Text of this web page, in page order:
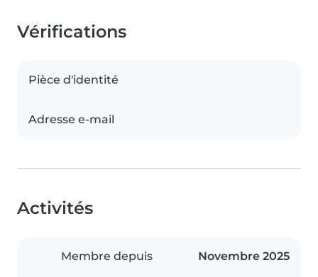
Vérifications
Pièce d'identité
Adresse e-mail
Activités
Membre depuis Novembre 2025